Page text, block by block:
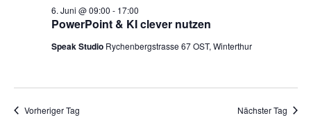
PowerPoint & KI clever nutzen
6. Juni @ 09:00 - 17:00
Speak Studio Rychenbergstrasse 67 OST, Winterthur
Vorheriger Tag Nächster Tag